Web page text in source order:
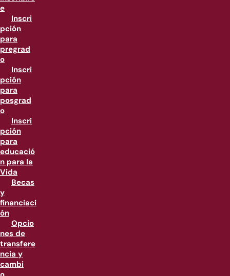
e
Inscri
pción
para
pregrad
o
Inscri
pción
para
posgrad
o
Inscri
pción
para
educació
n para la
Vida
Becas
y
financiaci
ón
Opcio
nes de
transfere
ncia y
cambi